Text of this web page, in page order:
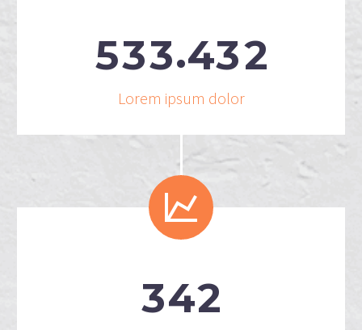
533.432
Lorem ipsum dolor


342